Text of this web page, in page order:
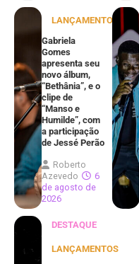
LANÇAMENTOS
Gabriela
Gomes
apresenta seu
novo álbum,
“Bethânia”, e o
clipe de
“Manso e
Humilde”, com
a participação
de Jessé Perão
Roberto
Azevedo
6
de agosto de
2026
DESTAQUE
LANÇAMENTOS